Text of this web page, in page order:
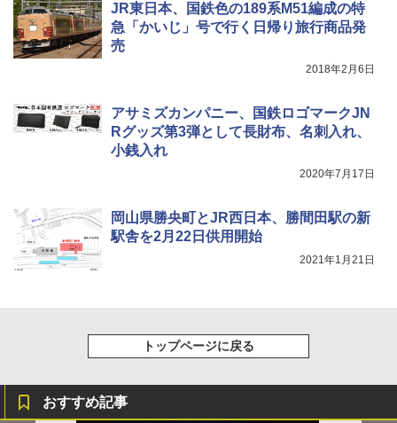
JR東日本、国鉄色の189系M51編成の特
急「かいじ」号で行く日帰り旅行商品発
売
2018年2月6日
アサミズカンパニー、国鉄ロゴマークJN
Rグッズ第3弾として長財布、名刺入れ、
小銭入れ
2020年7月17日
岡山県勝央町とJR西日本、勝間田駅の新
駅舎を2月22日供用開始
2021年1月21日
トップページに戻る
おすすめ記事